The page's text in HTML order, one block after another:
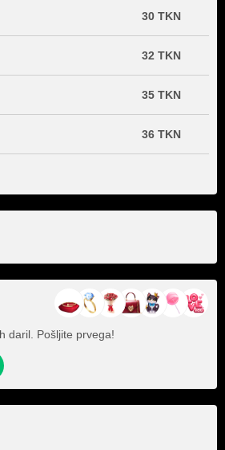
30 TKN
32 TKN
35 TKN
36 TKN
daril. Pošljite prvega!